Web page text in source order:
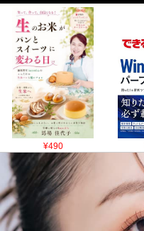
¥490